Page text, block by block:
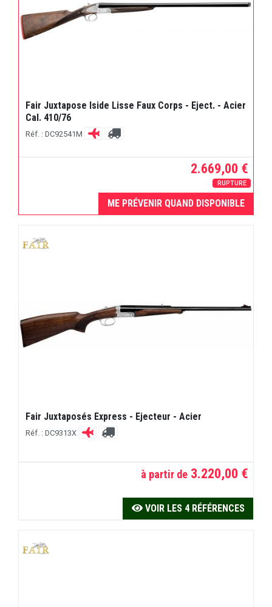
Fair Juxtapose Iside Lisse Faux Corps - Eject. - Acier
Cal. 410/76
Réf. : DC92541M
2.669,00 €
RUPTURE
ME PRÉVENIR QUAND DISPONIBLE
Fair Juxtaposés Express - Ejecteur - Acier
Réf. : DC9313X
à partir de 3.220,00 €
VOIR LES 4 RÉFÉRENCES